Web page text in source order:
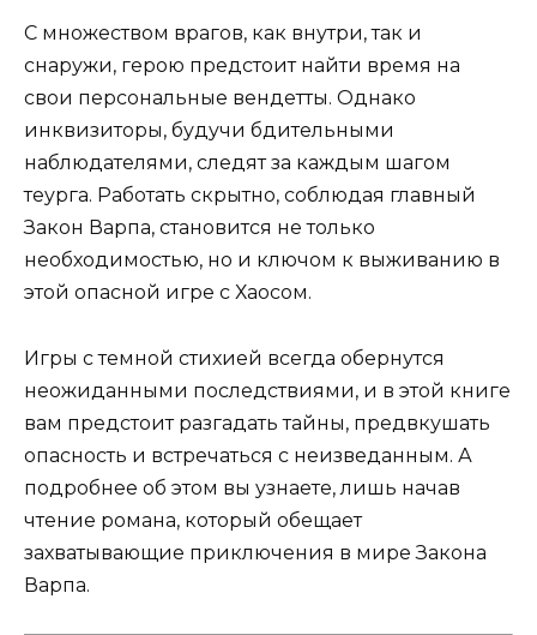
С множеством врагов, как внутри, так и
снаружи, герою предстоит найти время на
свои персональные вендетты. Однако
инквизиторы, будучи бдительными
наблюдателями, следят за каждым шагом
теурга. Работать скрытно, соблюдая главный
Закон Варпа, становится не только
необходимостью, но и ключом к выживанию в
этой опасной игре с Хаосом.
Игры с темной стихией всегда обернутся
неожиданными последствиями, и в этой книге
вам предстоит разгадать тайны, предвкушать
опасность и встречаться с неизведанным. А
подробнее об этом вы узнаете, лишь начав
чтение романа, который обещает
захватывающие приключения в мире Закона
Варпа.